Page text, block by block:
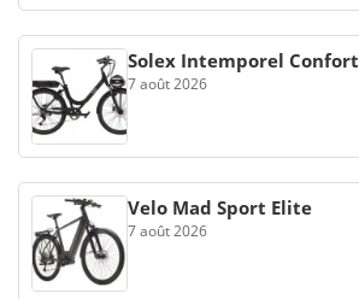
Solex Intemporel Confort
7 août 2026
Velo Mad Sport Elite
7 août 2026